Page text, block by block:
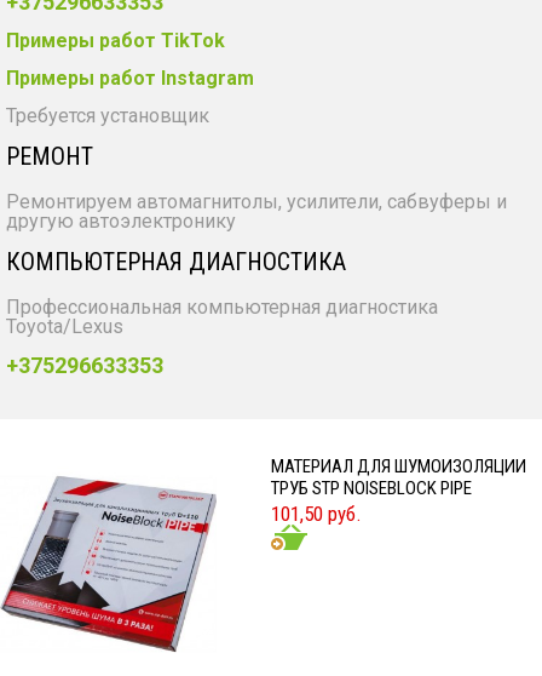
Примеры работ TikTok
Примеры работ Instagram
Требуется установщик
РЕМОНТ
Ремонтируем автомагнитолы, усилители, сабвуферы и
другую автоэлектронику
КОМПЬЮТЕРНАЯ ДИАГНОСТИКА
Профессиональная компьютерная диагностика
Toyota/Lexus
+375296633353
МАТЕРИАЛ ДЛЯ ШУМОИЗОЛЯЦИИ
ТРУБ STP NOISEBLOCK PIPE
101,50 руб.